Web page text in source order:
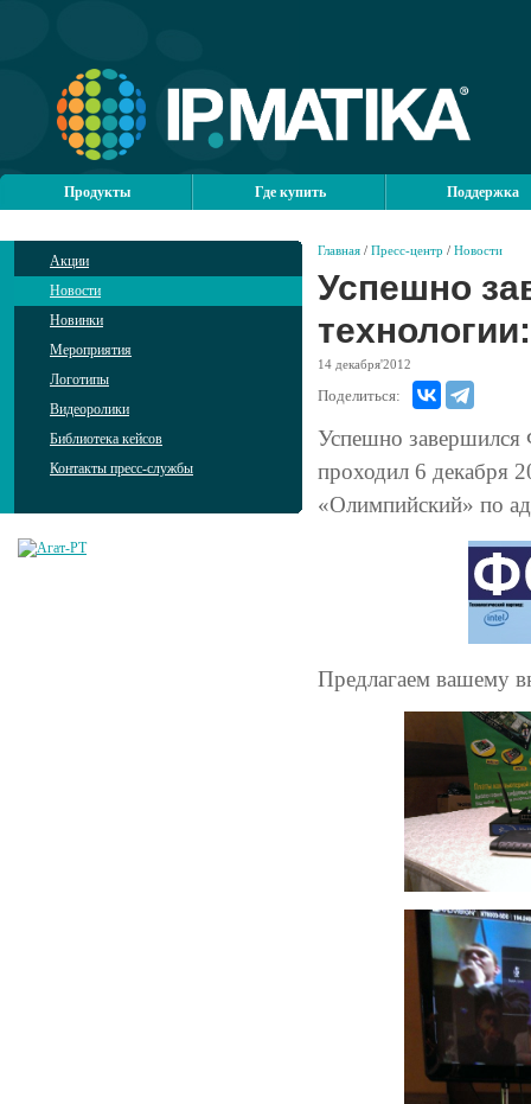
Продукты Где купить Поддержка
Акции
Новости
Новинки
Мероприятия
Логотипы
Видеоролики
Библиотека кейсов
Контакты пресс-службы
Главная / Пресс-центр / Новости
Успешно
14 декабря'2012
Поделиться:
Успешно завершился
проходил 6 декабря
«Олимпийский» по
Предлагаем вашему